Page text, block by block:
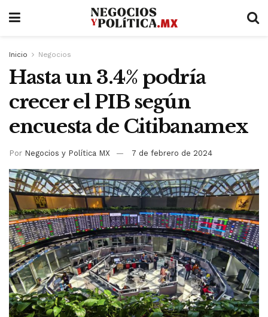
Inicio Negocios
Hasta un 3.4% podría
crecer el PIB según
encuesta de Citibanamex
Por Negocios y Política MX 7 de febrero de 2024